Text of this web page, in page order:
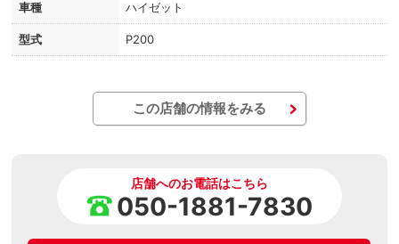
車種 ハイゼット
型式 P200
この店舗の情報をみる
店舗へのお電話はこちら
050-1881-7830